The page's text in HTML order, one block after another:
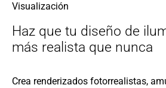
Visualización
Haz que tu diseño de
más realista que nunca
Crea renderizados fotorrealistas,